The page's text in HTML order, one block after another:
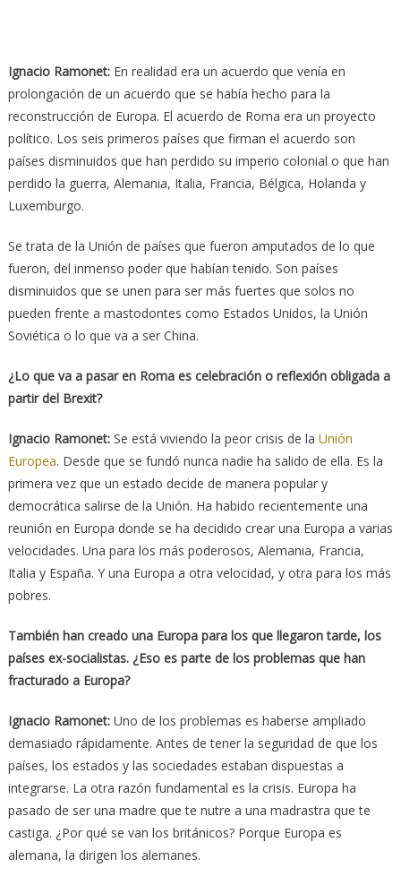
Ignacio Ramonet: En realidad era un acuerdo que venía en
prolongación de un acuerdo que se había hecho para la
reconstrucción de Europa. El acuerdo de Roma era un proyecto
político. Los seis primeros países que firman el acuerdo son
países disminuidos que han perdido su imperio colonial o que han
perdido la guerra, Alemania, Italia, Francia, Bélgica, Holanda y
Luxemburgo.
Se trata de la Unión de países que fueron amputados de lo que
fueron, del inmenso poder que habían tenido. Son países
disminuidos que se unen para ser más fuertes que solos no
pueden frente a mastodontes como Estados Unidos, la Unión
Soviética o lo que va a ser China.
¿Lo que va a pasar en Roma es celebración o reflexión obligada a
partir del Brexit?
Ignacio Ramonet: Se está viviendo la peor crisis de la Unión
Europea. Desde que se fundó nunca nadie ha salido de ella. Es la
primera vez que un estado decide de manera popular y
democrática salirse de la Unión. Ha habido recientemente una
reunión en Europa donde se ha decidido crear una Europa a varias
velocidades. Una para los más poderosos, Alemania, Francia,
Italia y España. Y una Europa a otra velocidad, y otra para los más
pobres.
También han creado una Europa para los que llegaron tarde, los
países ex-socialistas. ¿Eso es parte de los problemas que han
fracturado a Europa?
Ignacio Ramonet: Uno de los problemas es haberse ampliado
demasiado rápidamente. Antes de tener la seguridad de que los
países, los estados y las sociedades estaban dispuestas a
integrarse. La otra razón fundamental es la crisis. Europa ha
pasado de ser una madre que te nutre a una madrastra que te
castiga. ¿Por qué se van los británicos? Porque Europa es
alemana, la dirigen los alemanes.